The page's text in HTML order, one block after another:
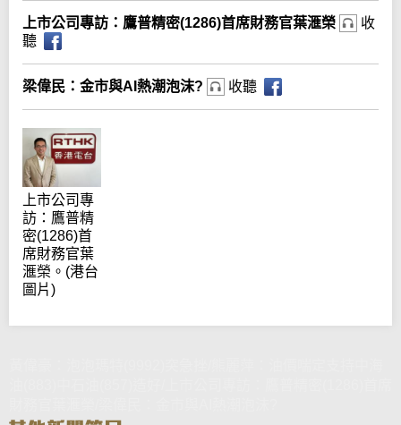
上市公司專訪：鷹普精密(1286)首席財務官葉滙榮
收
聽
梁偉民：金市與AI熱潮泡沫? 收聽
上市公司專
訪：鷹普精
密(1286)首
席財務官葉
滙榮。(港台
圖片)